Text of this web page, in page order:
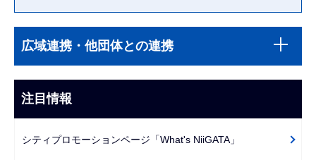
文
こ
ま
で
ビ
ー
広域連携・他団体との連携
注目情報
シティプロモーションページ「What's NiiGATA」